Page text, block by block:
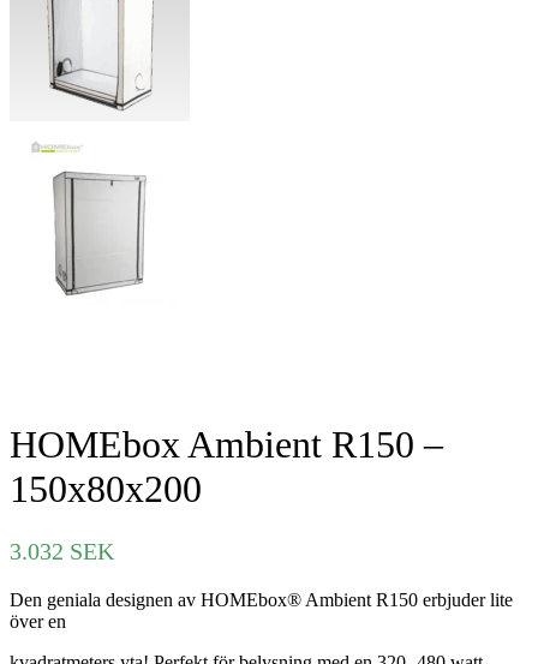
HOMEbox Ambient R150 –
150x80x200
3.032 SEK
Den geniala designen av HOMEbox® Ambient R150 erbjuder lite
över en